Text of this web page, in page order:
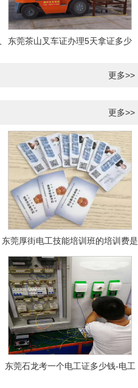
东莞茶山叉车证办理5天拿证多少
更多>>
更多>>
东莞厚街电工技能培训班的培训费是
多少?
东莞石龙考一个电工证多少钱-电工